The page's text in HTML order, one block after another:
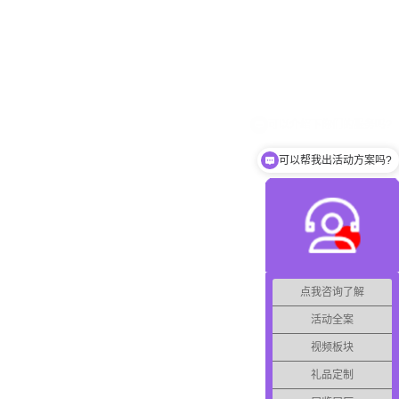
点我咨询了解
活动全案
视频板块
礼品定制
可以帮我出活动方案吗?